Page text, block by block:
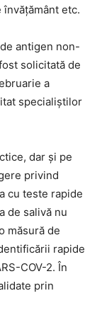
etc.
antigen non-
solicitată de
a
specialiștilor
dar și pe
privind
cu teste rapide
de salivă nu
măsură de
rapide
COV-2. În
prin